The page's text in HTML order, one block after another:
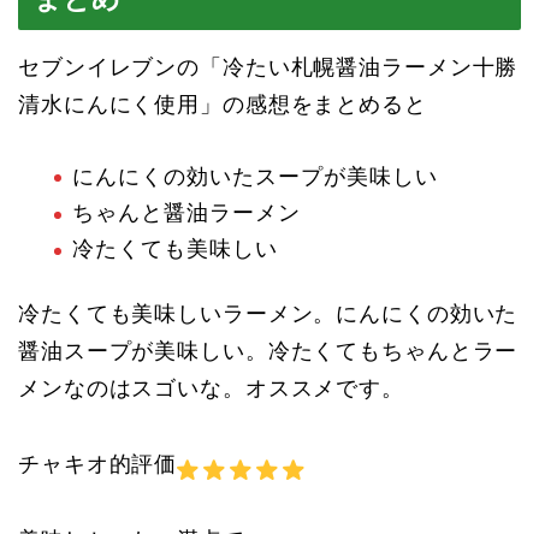
セブンイレブンの「冷たい札幌醤油ラーメン十勝
清水にんにく使用」の感想をまとめると
にんにくの効いたスープが美味しい
ちゃんと醤油ラーメン
冷たくても美味しい
冷たくても美味しいラーメン。にんにくの効いた
醤油スープが美味しい。冷たくてもちゃんとラー
メンなのはスゴいな。オススメです。
チャキオ的評価